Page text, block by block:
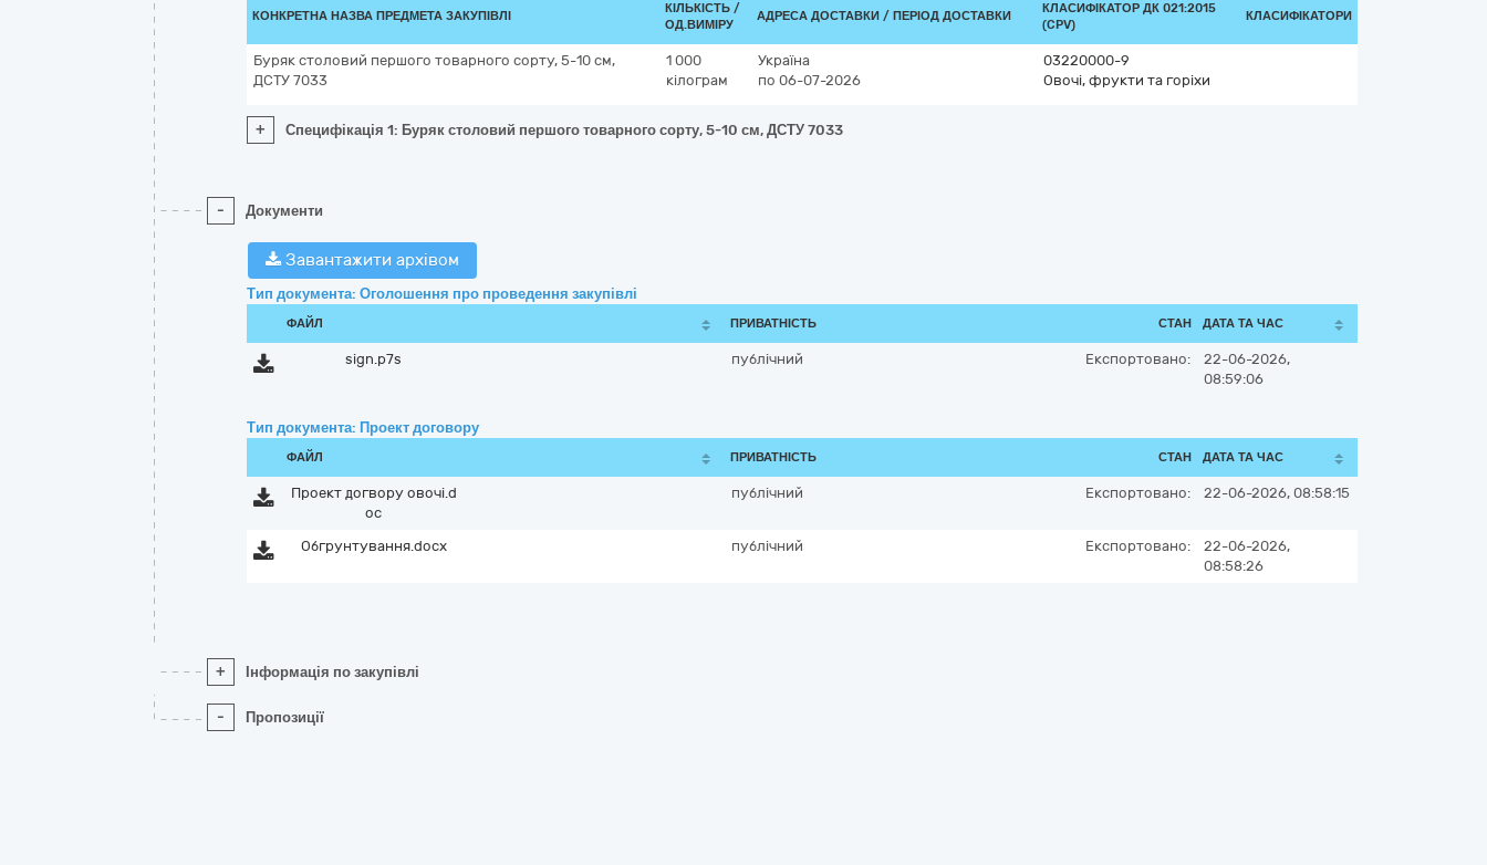
КОНКРЕТНА НАЗВА ПРЕДМЕТА ЗАКУПІВЛІ
КІЛЬКІСТЬ /
ОД.ВИМІРУ
АДРЕСА ДОСТАВКИ / ПЕРІОД ДОСТАВКИ
КЛАСИФІКАТОР ДК 021:2015
(CPV)
КЛАСИФІКАТОРИ
Буряк столовий першого товарного сорту, 5-10 см,
ДСТУ 7033
1 000
кілограм
Україна
по 06-07-2026
03220000-9
Овочі, фрукти та горіхи
+ Специфікація 1: Буряк столовий першого товарного сорту, 5-10 см, ДСТУ 7033
- Документи
Завантажити архівом
Тип документа: Оголошення про проведення закупівлі
ФАЙЛ ПРИВАТНІСТЬ СТАН ДАТА ТА ЧАС
sign.p7s публічний Експортовано:
22-06-2026,
08:59:06
Тип документа: Проект договору
ФАЙЛ ПРИВАТНІСТЬ СТАН ДАТА ТА ЧАС
Проект догвору овочі.d
oc
публічний Експортовано: 22-06-2026, 08:58:15
Обгрунтування.docx публічний Експортовано:
22-06-2026,
08:58:26
+ Інформація по закупівлі
- Пропозиції